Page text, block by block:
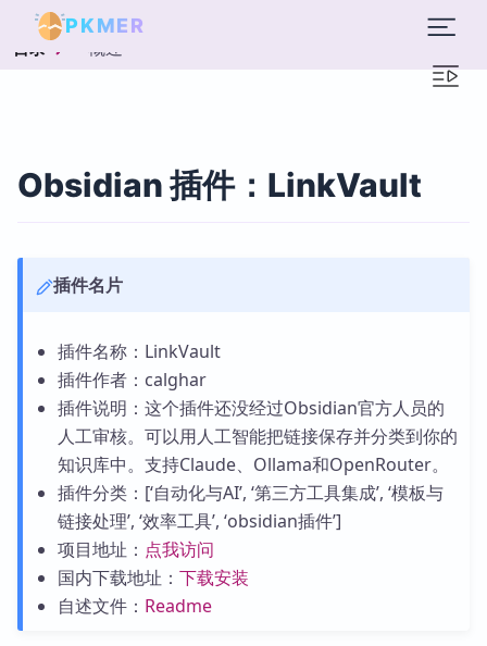
PKMER
目录 概述
Obsidian 插件：LinkVault
插件名片
插件名称：LinkVault
插件作者：calghar
插件说明：这个插件还没经过Obsidian官方人员的
人工审核。可以用人工智能把链接保存并分类到你的
知识库中。支持Claude、Ollama和OpenRouter。
插件分类：[‘自动化与AI’, ‘第三方工具集成’, ‘模板与
链接处理’, ‘效率工具’, ‘obsidian插件’]
项目地址： 点我访问
国内下载地址： 下载安装
自述文件： Readme